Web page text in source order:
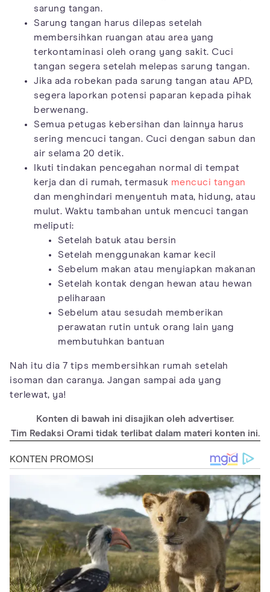
sarung tangan.
Sarung tangan harus dilepas setelah
membersihkan ruangan atau area yang
terkontaminasi oleh orang yang sakit. Cuci
tangan segera setelah melepas sarung tangan.
Jika ada robekan pada sarung tangan atau APD,
segera laporkan potensi paparan kepada pihak
berwenang.
Semua petugas kebersihan dan lainnya harus
sering mencuci tangan. Cuci dengan sabun dan
air selama 20 detik.
Ikuti tindakan pencegahan normal di tempat
kerja dan di rumah, termasuk mencuci tangan
dan menghindari menyentuh mata, hidung, atau
mulut. Waktu tambahan untuk mencuci tangan
meliputi:
Setelah batuk atau bersin
Setelah menggunakan kamar kecil
Sebelum makan atau menyiapkan makanan
Setelah kontak dengan hewan atau hewan
peliharaan
Sebelum atau sesudah memberikan
perawatan rutin untuk orang lain yang
membutuhkan bantuan
Nah itu dia 7 tips membersihkan rumah setelah
isoman dan caranya. Jangan sampai ada yang
terlewat, ya!
Konten di bawah ini disajikan oleh advertiser.
Tim Redaksi Orami tidak terlibat dalam materi konten ini.